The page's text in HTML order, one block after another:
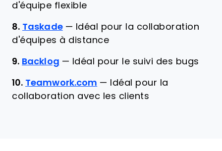
d'équipe flexible
8. Taskade — Idéal pour la collaboration
d'équipes à distance
9. Backlog — Idéal pour le suivi des bugs
10. Teamwork.com —
Idéal pour la
collaboration avec les clients